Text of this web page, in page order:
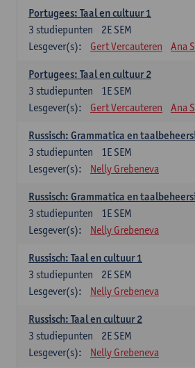
Portugees: Taal en cultuur 1
2E SEM
3 studiepunten
Lesgever(s):
Gert Vercauteren Ana
Portugees: Taal en cultuur 2
1E SEM
3 studiepunten
Lesgever(s):
Gert Vercauteren Ana
Russisch: Grammatica en
1E SEM
3 studiepunten
Lesgever(s):
Nelly Grebeneva
Russisch: Grammatica en
1E SEM
3 studiepunten
Lesgever(s):
Nelly Grebeneva
Russisch: Taal en cultuur 1
2E SEM
3 studiepunten
Lesgever(s):
Nelly Grebeneva
Russisch: Taal en cultuur 2
2E SEM
3 studiepunten
Lesgever(s):
Nelly Grebeneva